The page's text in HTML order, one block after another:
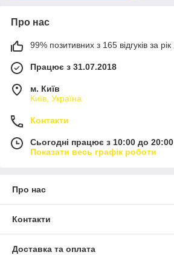
Про нас
99% позитивних з 165 відгуків за рік
Працює з 31.07.2018
м. Київ
Київ, Україна
Контакти
Сьогодні працює з 10:00 до 20:00
Показати весь графік роботи
Про нас
Контакти
Доставка та оплата